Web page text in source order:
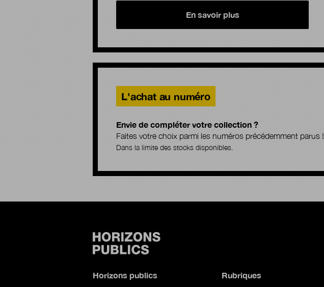
En savoir plus
L'achat au numéro
Envie de compléter votre collection ?
Faites votre choix parmi les numéros précédemment parus !
Dans la limite des stocks disponibles.
Horizons publics Rubriques